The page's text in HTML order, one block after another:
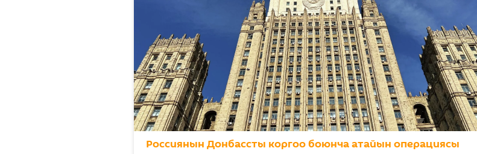
Россиянын Донбассты коргоо боюнча атайын операциясы